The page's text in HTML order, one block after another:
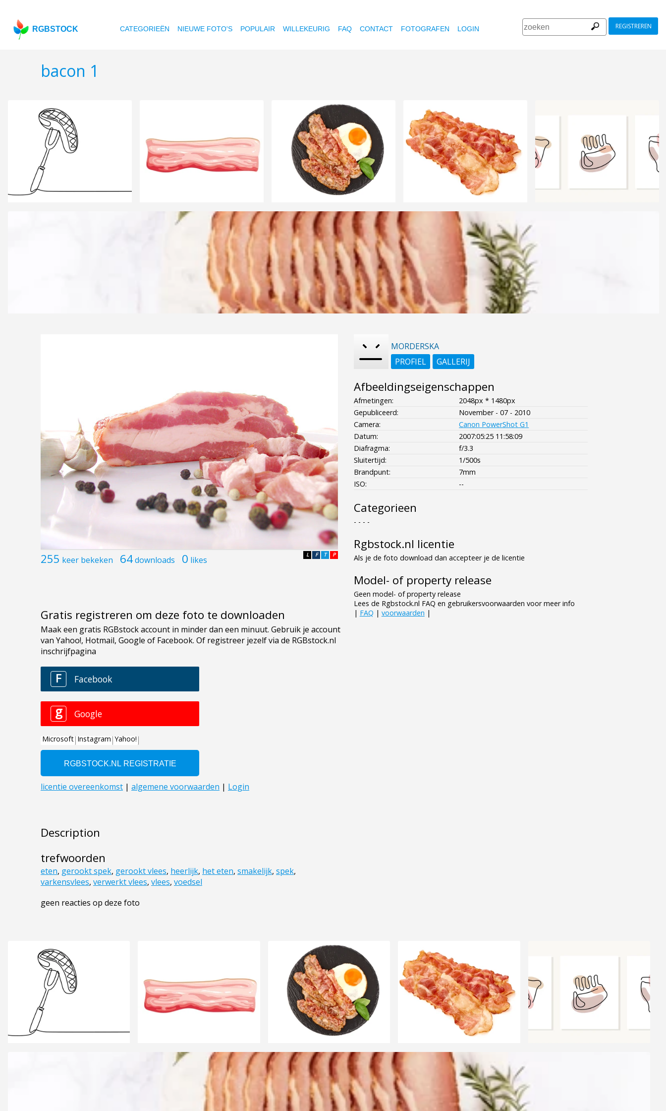
RGBSTOCK CATEGORIEËN NIEUWE FOTO'S POPULAIR WILLEKEURIG FAQ CONTACT FOTOGRAFEN LOGIN REGISTREREN
bacon 1
255 keer bekeken 64downloads 0 likes P
T
F
L
Gratis registreren om deze foto te downloaden
Description
trefwoorden
eten, gerookt spek, gerookt vlees, heerlijk, het eten, smakelijk, spek,
varkensvlees, verwerkt vlees, vlees, voedsel
geen reacties op deze foto
MORDERSKA
PROFIEL
GALLERIJ
Afbeeldingseigenschappen
Afmetingen:
2048px * 1480px
Gepubliceerd:
November - 07 - 2010
Camera:
Canon PowerShot G1
Datum:
2007:05:25 11:58:09
Diafragma:
f/3.3
Sluitertijd:
1/500s
Brandpunt:
7mm
ISO:
--
Categorieen
- - - -
Rgbstock.nl licentie
Als je de foto download dan accepteer je de licentie
Model- of property release
Geen model- of property release
Lees de Rgbstock.nl FAQ en gebruikersvoorwaarden voor meer info
| FAQ | voorwaarden |